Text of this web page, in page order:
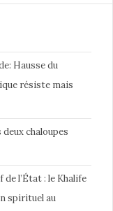
Hausse du
résiste mais
chaloupes
l’État : le Khalife
spirituel au